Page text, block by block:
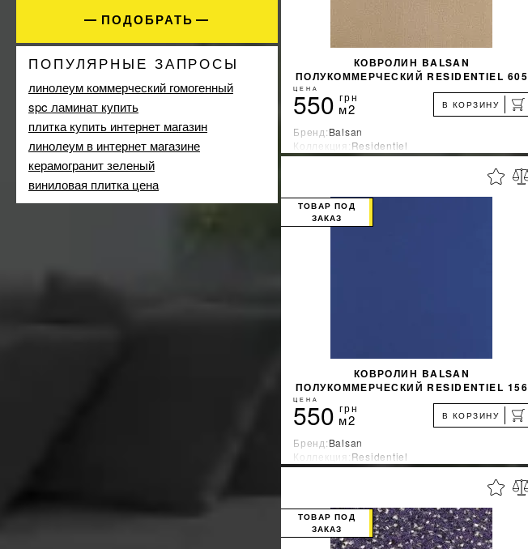
КОВРОЛИН BALSAN
ПОЛУКОММЕРЧЕСКИЙ RESIDENTIEL 605
БЕЖЕВЫЙ
ЦЕНА
550 грн
м2 В КОРЗИНУ
Бренд:Balsan
Коллекция:Residentiel
Страна-производитель:Франция
УЗНАТЬ СВОЮ СКИДКУ %
КОВРОЛИН BALSAN
ПОЛУКОММЕРЧЕСКИЙ RESIDENTIEL 156
ТЕМНО-СИНИЙ
ТОВАР ПОД
ЗАКАЗ
ЦЕНА
550 грн
м2 В КОРЗИНУ
Бренд:Balsan
Коллекция:Residentiel
Страна-производитель:Франция
УЗНАТЬ СВОЮ СКИДКУ %
КУПИТЬ
ТОВАР ПОД
ЗАКАЗ
красный
оранжевый 1
синий12
фиолетовый4
черный5
гостиница
детская13
дом36
кухня36
магазин49
офис13
пол36
прихожая36
ресторан36
ПОДОБРАТЬ
ПОПУЛЯРНЫЕ ЗАПРОСЫ
линолеум коммерческий гомогенный
spc ламинат купить
плитка купить интернет магазин
линолеум в интернет магазине
керамогранит зеленый
виниловая плитка цена